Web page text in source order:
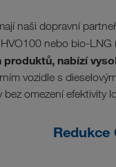
naši dopravní
nebo bio-LNG
nabízí
vozidle s
bez omezení efektivity
Redukce